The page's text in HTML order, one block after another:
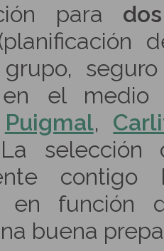
para
en el
Puigmal,
selección
en función
buena